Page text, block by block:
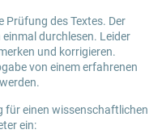
Prüfung des Textes. Der
durchlesen. Leider
und korrigieren.
von einem erfahrenen
für einen wissenschaftlichen
ein: